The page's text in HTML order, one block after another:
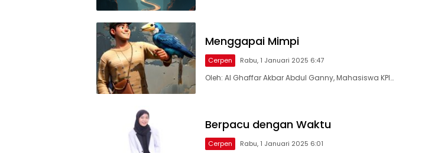
Menggapai Mimpi
Cerpen Rabu, 1 Januari 2025 6:47
Oleh: Al Ghaffar Akbar Abdul Ganny, Mahasiswa KPI…
Berpacu dengan Waktu
Cerpen Rabu, 1 Januari 2025 6:01